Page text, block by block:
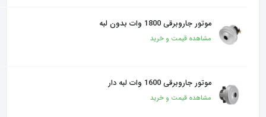
موتور جاروبرقی 1800 وات بدون لبه
مشاهده قیمت و خرید
موتور جاروبرقی 1600 وات لبه دار
مشاهده قیمت و خرید